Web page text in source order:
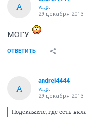
A
v.i.p.
29 декабря 2013
МОГУ
ОТВЕТИТЬ
A
andrei4444
v.i.p.
29 декабря 2013
Подскажите, где есть